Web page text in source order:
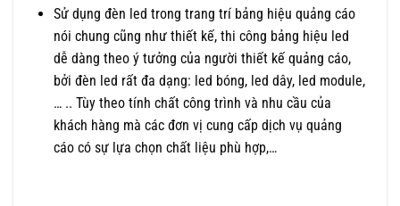
Sử dụng đèn led trong trang trí bảng hiệu quảng cáo
nói chung cũng như thiết kế, thi công bảng hiệu led
dễ dàng theo ý tưởng của người thiết kế quảng cáo,
bởi đèn led rất đa dạng: led bóng, led dây, led module,
… .. Tùy theo tính chất công trình và nhu cầu của
khách hàng mà các đơn vị cung cấp dịch vụ quảng
cáo có sự lựa chọn chất liệu phù hợp,…